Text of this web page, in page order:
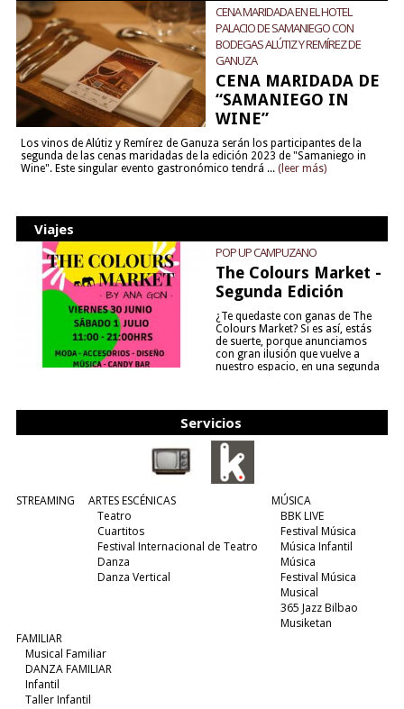
CENA MARIDADA EN EL HOTEL
PALACIO DE SAMANIEGO CON
BODEGAS ALÚTIZ Y REMÍREZ DE
GANUZA
CENA MARIDADA DE
“SAMANIEGO IN
WINE”
Los vinos de Alútiz y Remírez de Ganuza serán los participantes de la
segunda de las cenas maridadas de la edición 2023 de "Samaniego in
Wine". Este singular evento gastronómico tendrá ... (leer más)
Viajes
POP UP CAMPUZANO
The Colours Market -
Segunda Edición
¿Te quedaste con ganas de The
Colours Market? Si es así, estás
de suerte, porque anunciamos
con gran ilusión que vuelve a
nuestro espacio, en una segunda
Servicios
STREAMING
ARTES ESCÉNICAS
Teatro
Cuartitos
Festival Internacional de Teatro
Danza
Danza Vertical
MÚSICA
BBK LIVE
Festival Música
Música Infantil
Música
Festival Música
Musical
365 Jazz Bilbao
Musiketan
FAMILIAR
Musical Familiar
DANZA FAMILIAR
Infantil
Taller Infantil